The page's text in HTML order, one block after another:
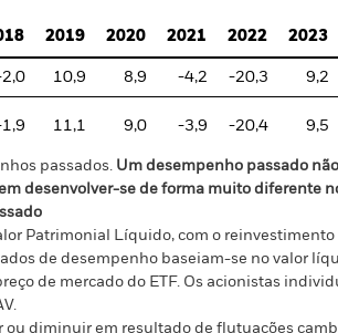
2019 2020 2021 2022 2023
10,9 8,9 -4,2 -20,3 9,2
11,1 9,0 -3,9 -20,4 9,5
passados. Um desempenho passado
desenvolver-se de forma muito diferente
Patrimonial Líquido, com o reinvestimento
de desempenho baseiam-se no valor
de mercado do ETF. Os acionistas
diminuir em resultado de flutuações